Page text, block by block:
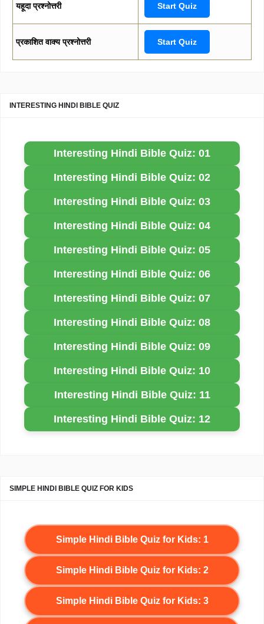
यहूदा प्रश्नोत्तरी Start Quiz
प्रकाशित वाक्य प्रश्नोत्तरी Start Quiz
INTERESTING HINDI BIBLE QUIZ
Interesting Hindi Bible Quiz: 01
Interesting Hindi Bible Quiz: 02
Interesting Hindi Bible Quiz: 03
Interesting Hindi Bible Quiz: 04
Interesting Hindi Bible Quiz: 05
Interesting Hindi Bible Quiz: 06
Interesting Hindi Bible Quiz: 07
Interesting Hindi Bible Quiz: 08
Interesting Hindi Bible Quiz: 09
Interesting Hindi Bible Quiz: 10
Interesting Hindi Bible Quiz: 11
Interesting Hindi Bible Quiz: 12
SIMPLE HINDI BIBLE QUIZ FOR KIDS
Simple Hindi Bible Quiz for Kids: 1
Simple Hindi Bible Quiz for Kids: 2
Simple Hindi Bible Quiz for Kids: 3